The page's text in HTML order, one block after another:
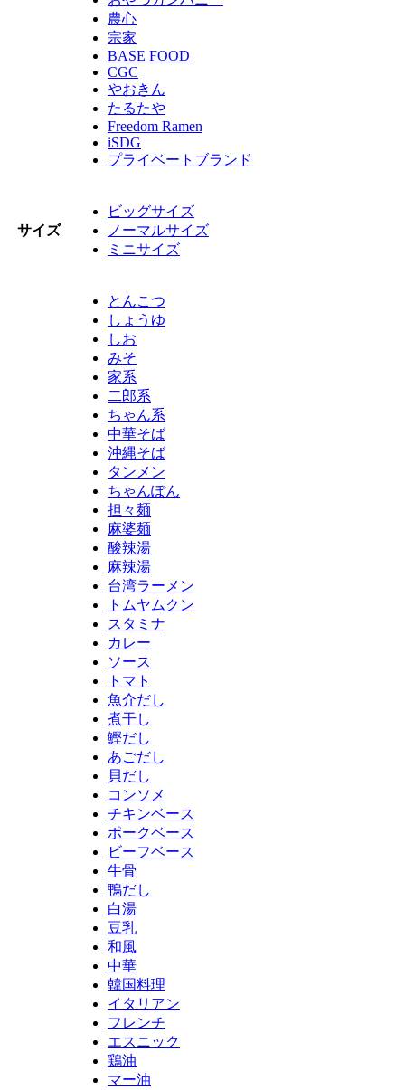
農心
宗家
BASE FOOD
CGC
やおきん
たるたや
Freedom Ramen
iSDG
プライベートブランド
サイズ
ビッグサイズ
ノーマルサイズ
ミニサイズ
とんこつ
しょうゆ
しお
みそ
家系
二郎系
ちゃん系
中華そば
沖縄そば
タンメン
ちゃんぽん
担々麺
麻婆麺
酸辣湯
麻辣湯
台湾ラーメン
トムヤムクン
スタミナ
カレー
ソース
トマト
魚介だし
煮干し
鰹だし
あごだし
貝だし
コンソメ
チキンベース
ポークベース
ビーフベース
牛骨
鴨だし
白湯
豆乳
和風
中華
韓国料理
イタリアン
フレンチ
エスニック
鶏油
マー油